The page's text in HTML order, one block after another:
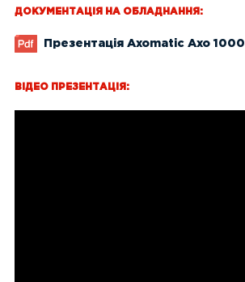
ДОКУМЕНТАЦІЯ НА ОБЛАДНАННЯ:
Презентація Axomatic Axo 1000
ВІДЕО ПРЕЗЕНТАЦІЯ: